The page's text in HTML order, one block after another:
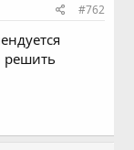
#762
решить